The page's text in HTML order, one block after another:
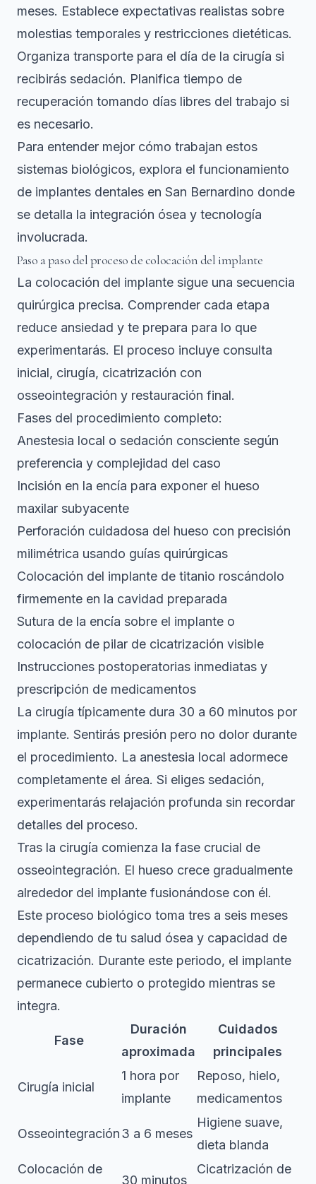
meses. Establece expectativas realistas sobre
molestias temporales y restricciones dietéticas.
Organiza transporte para el día de la cirugía si
recibirás sedación. Planifica tiempo de
recuperación tomando días libres del trabajo si
es necesario.
Para entender mejor cómo trabajan estos
sistemas biológicos, explora el funcionamiento
de implantes dentales en San Bernardino donde
se detalla la integración ósea y tecnología
involucrada.
Paso a paso del proceso de colocación del implante
La colocación del implante sigue una secuencia
quirúrgica precisa. Comprender cada etapa
reduce ansiedad y te prepara para lo que
experimentarás. El proceso incluye consulta
inicial, cirugía, cicatrización con
osseointegración y restauración final.
Fases del procedimiento completo:
Anestesia local o sedación consciente según
preferencia y complejidad del caso
Incisión en la encía para exponer el hueso
maxilar subyacente
Perforación cuidadosa del hueso con precisión
milimétrica usando guías quirúrgicas
Colocación del implante de titanio roscándolo
firmemente en la cavidad preparada
Sutura de la encía sobre el implante o
colocación de pilar de cicatrización visible
Instrucciones postoperatorias inmediatas y
prescripción de medicamentos
La cirugía típicamente dura 30 a 60 minutos por
implante. Sentirás presión pero no dolor durante
el procedimiento. La anestesia local adormece
completamente el área. Si eliges sedación,
experimentarás relajación profunda sin recordar
detalles del proceso.
Tras la cirugía comienza la fase crucial de
osseointegración. El hueso crece gradualmente
alrededor del implante fusionándose con él.
Este proceso biológico toma tres a seis meses
dependiendo de tu salud ósea y capacidad de
cicatrización. Durante este periodo, el implante
permanece cubierto o protegido mientras se
integra.
Fase
Duración
aproximada
Cuidados
principales
Cirugía inicial
1 hora por
implante
Reposo, hielo,
medicamentos
Osseointegración3 a 6 meses
Higiene suave,
dieta blanda
Colocación de
30 minutos
Cicatrización de